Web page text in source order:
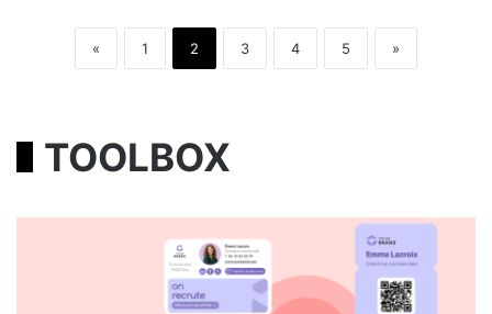
« 1 2 3 4 5 »
TOOLBOX